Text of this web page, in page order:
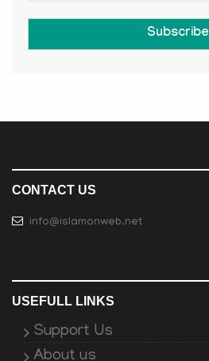
Subscribe
CONTACT US
info@islamonweb.net
USEFULL LINKS
Support Us
About us